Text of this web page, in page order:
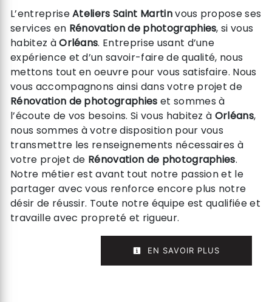
L’entrepriseAteliers Saint Martinvous propose ses
services en Rénovation de photographies, si vous
habitez àOrléans. Entreprise usant d’une
expérience et d’un savoir-faire de qualité, nous
mettons tout en oeuvre pour vous satisfaire. Nous
vous accompagnons ainsi dans votre projet de
Rénovation de photographies et sommes à
l’écoute de vos besoins. Si vous habitez à Orléans,
nous sommes à votre disposition pour vous
transmettre les renseignements nécessaires à
votre projet de Rénovation de photographies.
Notre métier est avant tout notre passion et le
partager avec vous renforce encore plus notre
désir de réussir. Toute notre équipe est qualifiée et
travaille avec propreté et rigueur.
EN SAVOIR PLUS